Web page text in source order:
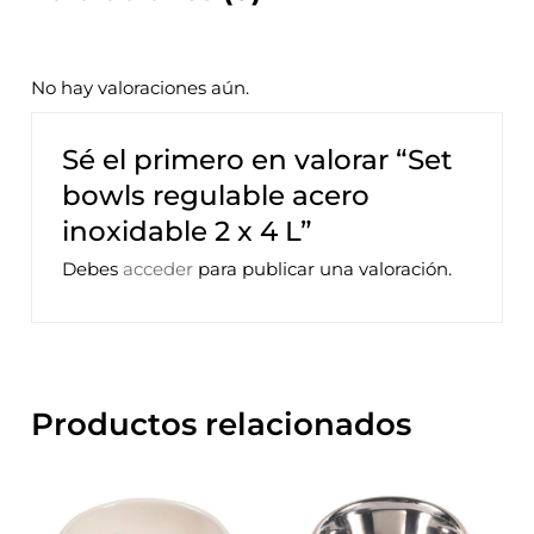
No hay valoraciones aún.
Sé el primero en valorar “Set
bowls regulable acero
inoxidable 2 x 4 L”
Debes acceder para publicar una valoración.
Productos relacionados
de
precios: